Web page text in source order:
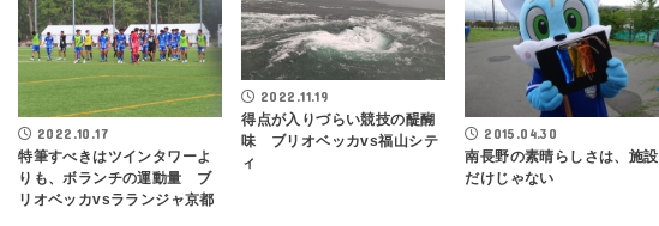
2022.10.17
特筆すべきはツインタワーよ
りも、ボランチの運動量 ブ
リオベッカvsラランジャ京都
2022.11.19
得点が入りづらい競技の醍醐
味 ブリオベッカvs福山シテ
ィ
2015.04.30
南長野の素晴らしさは、施設
だけじゃない